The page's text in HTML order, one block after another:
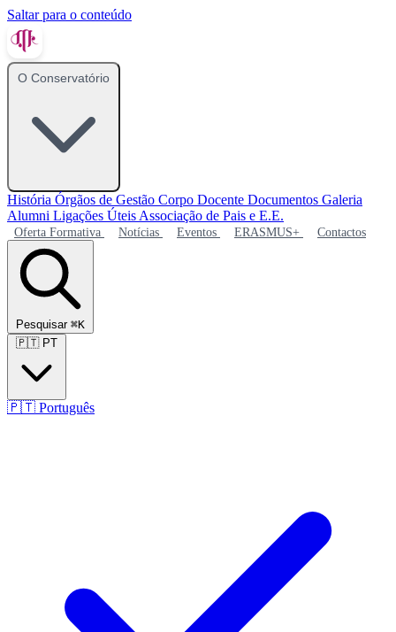
Saltar para o conteúdo
O Conservatório
História Órgãos de Gestão Corpo Docente Documentos Galeria
Alumni Ligações Úteis Associação de Pais e E.E.
Oferta Formativa Notícias Eventos ERASMUS+ Contactos
Pesquisar ⌘K
🇵🇹 PT
🇵🇹 Português